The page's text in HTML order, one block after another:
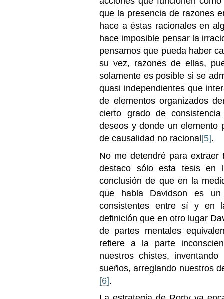
que la presencia de razones
hace a éstas racionales en
hace imposible pensar la
pensamos que pueda haber
su vez, razones de ellas,
solamente es posible si se
quasi independientes que
de elementos organizados
cierto grado de
deseos y donde un elemento
de causalidad no racional[5].
No me detendré para
destaco sólo esta tesis en
conclusión de que en la
que habla Davidson es
consistentes entre sí y en
definición que en otro lugar
de partes mentales
refiere a la parte
nuestros chistes,
sueños, arreglando nuestros
[6].